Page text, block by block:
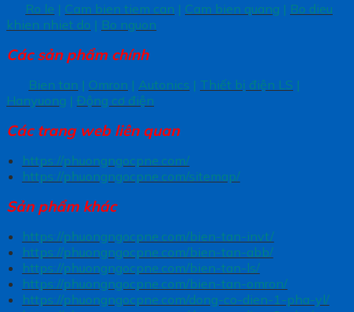
Ro le | Cam bien tiem can | Cam bien quang | Bo dieu
khien nhiet do | Bo nguon
Các sản phẩm chính
Bien tan | Omron | Autonics | Thiết bị điện LS |
Hanyuong | Động cơ điện
Các trang web liên quan
https://phuongngocpne.com/
https://phuongngocpne.com/sitemap/
Sản phẩm khác
https://phuongngocpne.com/bien-tan-invt/
https://phuongngocpne.com/bien-tan-abb/
https://phuongngocpne.com/bien-tan-ls/
https://phuongngocpne.com/bien-tan-omron/
https://phuongngocpne.com/dong-co-dien-1-pha-yl/